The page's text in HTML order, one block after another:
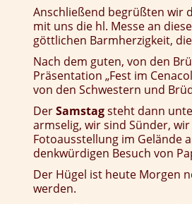
Anschließend begrüßten wir
mit uns die hl. Messe an
göttlichen Barmherzigkeit,
Nach dem guten, von den
Präsentation „Fest im
von den Schwestern und
DerSamstagsteht dann
armselig, wir sind Sünder,
Fotoausstellung im Gelände
denkwürdigen Besuch von
Der Hügel ist heute Morgen
werden.